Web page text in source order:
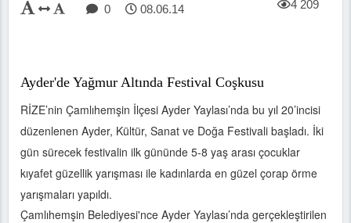
0 08.06.14 4 209
Ayder'de Yağmur Altında Festival Coşkusu
RİZE’nin Çamlıhemşin İlçesi Ayder Yaylası’nda bu yıl 20’incisi
düzenlenen Ayder, Kültür, Sanat ve Doğa Festivali başladı. İki
gün sürecek festivalin ilk gününde 5-8 yaş arası çocuklar
kıyafet güzellik yarışması ile kadınlarda en güzel çorap örme
yarışmaları yapıldı.
Çamlıhemşin Belediyesi'nce Ayder Yaylası’nda gerçekleştirilen